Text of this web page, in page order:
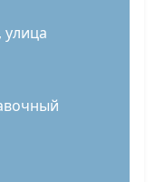
улица